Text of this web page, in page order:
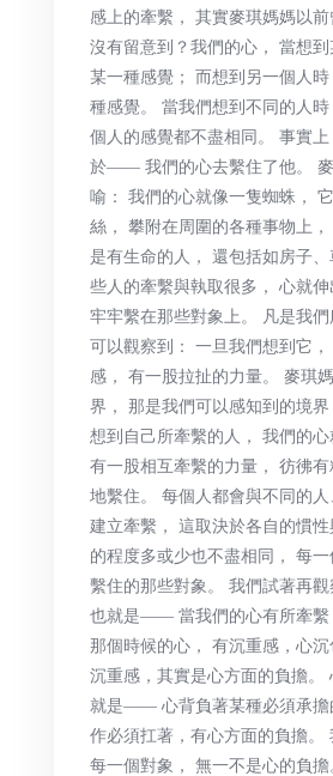
感上的牽繫， 其實麥琪媽媽以
沒有留意到？我們的心， 當想
某一種感覺； 而想到另一個人
種感覺。 當我們想到不同的人時， 我們對每一
個人的感覺都不盡相同。 事實
於—— 我們的心去繫住了他。 麥琪媽媽曾經比
喻： 我們的心就像一隻蜘蛛，
絲， 攀附在周圍的各種事物上，
是有生命的人， 還包括如房子、車子
些人的牽繫與執取很多， 心就伸
牢牢繫在那些對象上。 凡是我們所執取的事物，
可以觀察到： 一旦我們想到它
感， 有一股拉扯的力量。 麥琪媽媽說到了境
界， 那是我們可以感知到的境
想到自己所牽繫的人， 我們的心
有一股相互牽繫的力量， 彷彿
地繫住。 每個人都會與不同的人、 不同的事物
建立牽繫， 這取決於各自的慣
的程度多或少也不盡相同， 每
繫住的那些對象。 我們試著再觀察另一個現象，
也就是—— 當我們的心有所牽繫
那個時候的心， 有沉重感，心沉
沉重感，其實是心方面的負擔。 心的負擔，意思
就是—— 心背負著某種必須承擔
作必須扛著，有心方面的負擔。 我們的心繫住的
每一個對象， 無一不是心的負擔